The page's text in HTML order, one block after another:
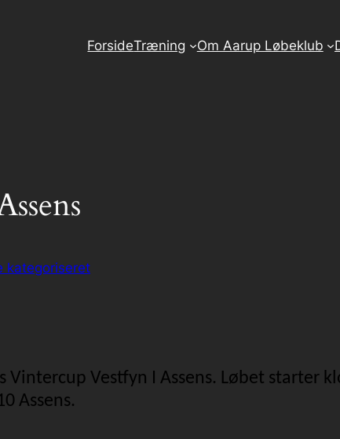
ForsideTræning Om Aarup Løbeklub
kategoriseret
Vintercup Vestfyn I Assens. Løbet starter
Assens.